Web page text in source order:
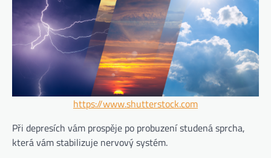
https://www.shutterstock.com
Při depresích vám prospěje po probuzení studená sprcha,
která vám stabilizuje nervový systém.